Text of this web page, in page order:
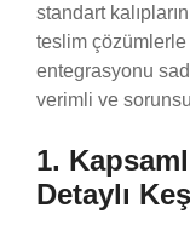
standart
teslim çözümlerle
entegrasyonu
verimli ve
1.
Detaylı